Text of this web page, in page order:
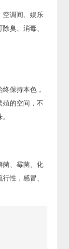
空调间、娱乐
臭、消毒、
保持本色，
殖的空间，不
菌、霉菌、化
性，感冒、